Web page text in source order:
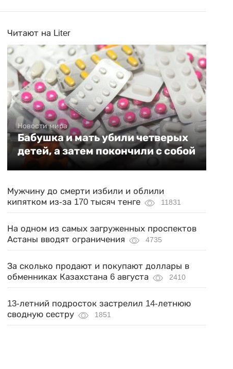
Читают на Liter
Новости мира
Бабушка и мать убили четверых
детей, а затем покончили с собой
Мужчину до смерти избили и облили
кипятком из-за 170 тысяч тенге
11831
На одном из самых загруженных проспектов
Астаны вводят ограничения
4735
За сколько продают и покупают доллары в
обменниках Казахстана 6 августа
2410
13-летний подросток застрелил 14-летнюю
сводную сестру
1851